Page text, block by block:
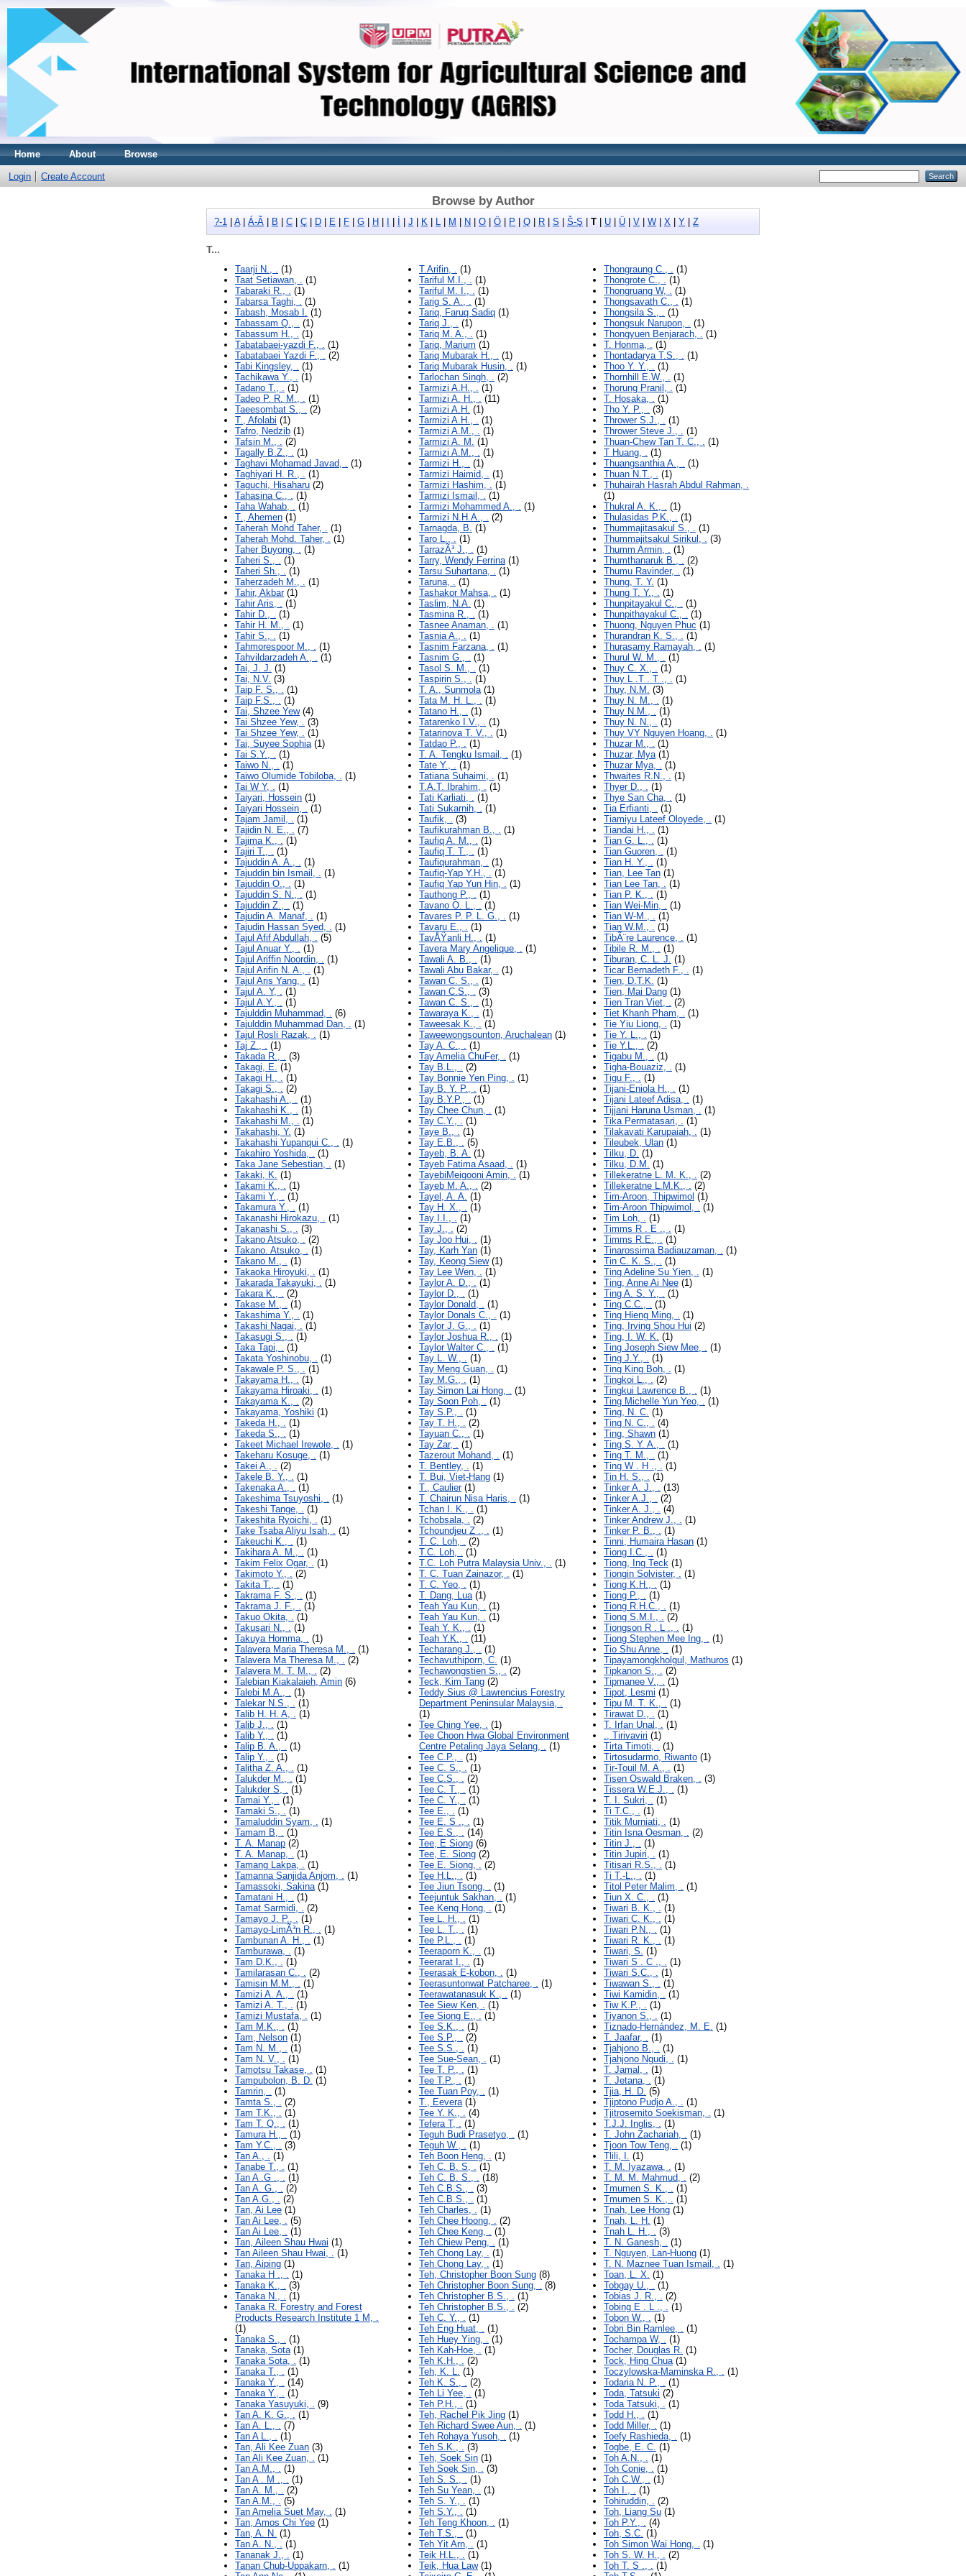
Home About Browse
Login Create Account
Browse by Author
?-1 A| Á-Ã B C Ç D E F G H J K L M N O Ö P Q R S Š-Ş T U Ü V W X Y Z
T...
Taarji N., . (1)
Taat Setiawan, . (1)
Tabaraki R., . (1)
Tabarsa Taghi, . (1)
Tabash, Mosab I. (1)
Tabassam Q., . (1)
Tabassum H., . (1)
Tabatabaei-yazdi F., . (1)
Tabatabaei Yazdi F., . (2)
Tabi Kingsley, . (1)
Tachikawa Y., . (1)
Tadano T., . (1)
Tadeo P. R. M., . (1)
Taeesombat S., . (2)
T., Afolabi (1)
Tafro, Nedzib (1)
Tafsin M., . (2)
Tagally B.Z., . (1)
Taghavi Mohamad Javad, . (1)
Taghiyari H. R., . (1)
Taguchi, Hisaharu (2)
Tahasina C., . (1)
Taha Wahab, . (1)
T., Ahemen (1)
Taherah Mohd Taher, . (1)
Taherah Mohd. Taher, . (1)
Taher Buyong, . (1)
Taheri S., . (1)
Taheri Sh., . (1)
Taherzadeh M., . (1)
Tahir, Akbar(1)
Tahir Aris, . (1)
Tahir D., . (1)
Tahir H. M., . (1)
Tahir S., . (1)
Tahmorespoor M., . (1)
Tahvildarzadeh A., . (1)
Tai, J. J. (1)
Tai, N.V. (3)
Taip F. S., . (1)
Taip F.S., . (1)
Tai, Shzee Yew(4)
Tai Shzee Yew, . (3)
Tai Shzee Yew, . (1)
Tai, Suyee Sophia(1)
Tai S.Y., . (1)
Taiwo N., . (1)
Taiwo Olumide Tobiloba, . (1)
Tai W Y, . (1)
Taiyari, Hossein (1)
Taiyari Hossein, . (1)
Tajam Jamil, . (1)
Tajidin N. E., . (7)
Tajima K., . (1)
Tajiri T., . (1)
Tajuddin A. A., . (1)
Tajuddin bin Ismail, . (1)
Tajuddin O., . (1)
Tajuddin S. N., . (1)
Tajuddin Z., . (1)
Tajudin A. Manaf, . (1)
Tajudin Hassan Syed, . (1)
Tajul Afif Abdullah, . (5)
Tajul Anuar Y., . (1)
Tajul Ariffin Noordin, . (1)
Tajul Arifin N. A., . (1)
Tajul Aris Yang, . (1)
Tajul A. Y, . (1)
Tajul A.Y., . (1)
Tajulddin Muhammad, . (6)
Tajulddin Muhammad Dan, . (1)
Tajul Rosli Razak, . (1)
Taj Z., . (1)
Takada R., . (3)
Takagi, E. (1)
Takagi H., . (1)
Takagi S., . (2)
Takahashi A., . (1)
Takahashi K., . (1)
Takahashi M., . (1)
Takahashi, Y. (1)
Takahashi Yupanqui C., . (1)
Takahiro Yoshida, . (1)
Taka Jane Sebestian, . (1)
Takaki, K. (1)
Takami K., . (1)
Takami Y., . (1)
Takamura Y., . (1)
Takanashi Hirokazu, . (1)
Takanashi S., . (3)
Takano Atsuko, . (2)
Takano. Atsuko, . (1)
Takano M., . (1)
Takaoka Hiroyuki, . (1)
Takarada Takayuki, . (1)
Takara K., . (2)
Takase M., . (1)
Takashima Y., . (1)
Takashi Nagai, . (1)
Takasugi S., . (1)
Taka Tapi, . (1)
Takata Yoshinobu, . (1)
Takawale P. S., . (1)
Takayama H., . (1)
Takayama Hiroaki, . (1)
Takayama K., . (2)
Takayama, Yoshiki (1)
Takeda H., . (1)
Takeda S., . (1)
Takeet Michael Irewole, . (1)
Takeharu Kosuge, . (1)
Takei A., . (2)
Takele B. Y., . (1)
Takenaka A., . (1)
Takeshima Tsuyoshi, . (1)
Takeshi Tange, . (1)
Takeshita Ryoichi, . (1)
Take Tsaba Aliyu Isah, . (1)
Takeuchi K., . (1)
Takihara A. M., . (1)
Takim Felix Ogar, . (1)
Takimoto Y., . (2)
Takita T., . (1)
Takrama F. S., . (1)
Takrama J. F., . (1)
Takuo Okita, . (1)
Takusari N., . (1)
Takuya Homma, . (1)
Talavera Maria Theresa M., . (1)
Talavera Ma Theresa M., . (2)
Talavera M. T. M., . (2)
Talebian Kiakalaieh, Amin (6)
Talebi M.A., . (1)
Talekar N.S., . (1)
Talib H. H. A, . (1)
Talib J., . (1)
Talib Y., . (1)
Talip B. A., . (1)
Talip Y., . (1)
Talitha Z. A., . (1)
Talukder M., . (1)
Talukder S, . (1)
Tamai Y., . (1)
Tamaki S., . (1)
Tamaluddin Syam, . (1)
Tamam B, . (1)
T. A. Manap (2)
T. A. Manap, . (1)
Tamang Lakpa, . (1)
Tamanna Sanjida Anjom, . (1)
Tamassoki, Sakina(1)
Tamatani H., . (1)
Tamat Sarmidi, . (2)
Tamayo J. P., . (1)
Tamayo-LimÃ³n R., . (1)
Tambunan A. H., . (1)
Tamburawa, . (1)
Tam D.K., . (1)
Tamilarasan C., . (2)
Tamisin M.M., . (1)
Tamizi A. A., . (1)
Tamizi A. T., . (1)
Tamizi Mustafa, . (1)
Tam M.K., . (1)
Tam, Nelson (1)
Tam N. M., . (1)
Tam N. V., . (1)
Tamotsu Takase, . (1)
Tampubolon, B. D. (1)
Tamrin, . (1)
Tamta S., . (2)
Tam T.K., . (1)
Tam T. Q., . (1)
Tamura H., . (1)
Tam Y.C., . (3)
Tan A., . (1)
Tanabe T., . (1)
Tan A .G ., . (1)
Tan A. G., . (2)
Tan A.G., . (2)
Tan, Ai Lee (1)
Tan Ai Lee, . (5)
Tan Ai Lee, . (1)
Tan, Aileen Shau Hwai (1)
Tan Aileen Shau Hwai, . (1)
Tan, Aiping (1)
Tanaka H ., . (1)
Tanaka K., . (3)
Tanaka N., . (1)
Tanaka R. Forestry and Forest
Products Research Institute 1 M, .
(1)
Tanaka S., . (1)
Tanaka, Sota(1)
Tanaka Sota, . (1)
Tanaka T., . (1)
Tanaka Y., . (14)
Tanaka Y., . (1)
Tanaka Yasuyuki, . (9)
Tan A. K. G., . (1)
Tan A. L., . (7)
Tan A L., . (1)
Tan, Ali Kee Zuan (3)
Tan Ali Kee Zuan, . (1)
Tan A.M., . (1)
Tan A . M ., . (1)
Tan A. M., . (2)
Tan A.M., . (5)
Tan Amelia Suet May, . (1)
Tan, Amos Chi Yee (1)
Tan, A. N. (1)
Tan A. N., . (1)
Tananak J., . (1)
Tanan Chub-Uppakarn, . (1)
T.Arifin, . (1)
Tariful M.I., . (1)
Tariful M. I., . (1)
Tarig S. A., . (1)
Tariq, Faruq Sadiq (1)
Tariq J., . (1)
Tariq M. A., . (1)
Tariq, Marium (1)
Tariq Mubarak H., . (1)
Tariq Mubarak Husin, . (1)
Tarlochan Singh, . (2)
Tarmizi A.H., . (1)
Tarmizi A. H., . (11)
Tarmizi A.H. (1)
Tarmizi A.H., . (1)
Tarmizi A.M., . (1)
Tarmizi A. M. (1)
Tarmizi A.M., . (1)
Tarmizi H., . (1)
Tarmizi Haimid, . (1)
Tarmizi Hashim, . (1)
Tarmizi Ismail, . (1)
Tarmizi Mohammed A., . (1)
Tarmizi N.H.A., . (2)
Tarnagda, B. (1)
Taro L., . (1)
TarrazÃ³ J., . (1)
Tarry, Wendy Ferrina(1)
Tarsu Suhartana, . (1)
Taruna, . (1)
Tashakor Mahsa, . (1)
Taslim, N.A. (1)
Tasmina R., . (1)
Tasnee Anaman, . (1)
Tasnia A., . (1)
Tasnim Farzana, . (1)
Tasnim G., . (1)
Tasol S. M., . (1)
Taspirin S., . (1)
T. A., Sunmola(1)
Tata M. H. L., . (1)
Tatano H., . (1)
Tatarenko I.V., . (1)
Tatarinova T. V., . (1)
Tatdao P., . (1)
T. A. Tengku Ismail, . (1)
Tate Y., . (1)
Tatiana Suhaimi, . (1)
T.A.T. Ibrahim, . (1)
Tati Karliati, . (1)
Tati Sukarnih, . (1)
Taufik, . (3)
Taufikurahman B., . (1)
Taufiq A. M., . (1)
Taufiq T. T., . (1)
Taufiqurahman, . (1)
Taufiq-Yap Y.H., . (1)
Taufiq Yap Yun Hin, . (1)
Tauthong P., . (1)
Tavano O. L., . (1)
Tavares P. P. L. G., . (1)
Tavaru E., . (1)
TavÅŸanli H., . (1)
Tavera Mary Angelique, . (1)
Tawali A. B., . (1)
Tawali Abu Bakar, . (1)
Tawan C. S., . (1)
Tawan C.S., . (3)
Tawan C. S., . (1)
Tawaraya K., . (1)
Taweesak K., . (1)
Taweewongsounton, Aruchalean (1)
Tay A. C., . (1)
Tay Amelia ChuFer, . (1)
Tay B.L., . (2)
Tay Bonnie Yen Ping, . (1)
Tay B. Y. P., . (1)
Tay B.Y.P., . (1)
Tay Chee Chun, . (1)
Tay C.Y., . (1)
Taye B., . (1)
Tay E.B., . (5)
Tayeb, B. A. (1)
Tayeb Fatima Asaad, . (1)
TayebiMeigooni Amin, . (1)
Tayeb M. A., . (2)
Tayel, A. A. (1)
Tay H. X., . (1)
Tay I.I., . (1)
Tay J., . (2)
Tay Joo Hui, . (1)
Tay, Karh Yan (1)
Tay, Keong Siew(1)
Tay Lee Wen, . (1)
Taylor A. D., . (1)
Taylor D., . (1)
Taylor Donald, . (1)
Taylor Donals C., . (1)
Taylor J. G., . (1)
Taylor Joshua R., . (1)
Taylor Walter C., . (1)
Tay L. W., . (1)
Tay Meng Guan, . (1)
Tay M.G., . (1)
Tay Simon Lai Hong, . (1)
Tay Soon Poh, . (1)
Tay S.P., . (1)
Tay T. H., . (2)
Tayuan C., . (1)
Tay Zar, . (1)
Tazerout Mohand, . (1)
T. Bentley, . (1)
T. Bui, Viet-Hang (1)
T., Caulier(1)
T. Chairun Nisa Haris, . (1)
Tchan I. K., . (1)
Tchobsala, . (2)
Tchoundjeu Z ., . (1)
T. C. Loh, . (2)
T.C. Loh, . (1)
T.C. Loh Putra Malaysia Univ., . (1)
T. C. Tuan Zainazor, . (1)
T. C. Yeo, . (1)
T. Dang, Lua(1)
Teah Yau Kun, . (1)
Teah Yau Kun, . (1)
Teah Y. K., . (1)
Teah Y.K., . (11)
Techarang J., . (1)
Techavuthiporn, C. (1)
Techawongstien S., . (2)
Teck, Kim Tang (2)
Teddy Sius @ Lawrencius Forestry
Department Peninsular Malaysia, .
(1)
Tee Ching Yee, . (1)
Tee Choon Hwa Global Environment
Centre Petaling Jaya Selang, . (1)
Tee C.P., . (1)
Tee C. S., . (1)
Tee C.S., . (2)
Tee C. T., . (1)
Tee C. Y., . (1)
Tee E., . (1)
Tee E. S ., . (1)
Tee E.S., . (14)
Tee, E Siong (6)
Tee, E. Siong (2)
Tee E. Siong, . (2)
Tee H.L., . (1)
Tee Jiun Tsong, . (1)
Teejuntuk Sakhan, . (1)
Tee Keng Hong, . (1)
Tee L. H., . (1)
Tee L. T., . (1)
Tee P.L., . (1)
Teeraporn K., . (1)
Teerarat I., . (1)
Teerasak E-kobon, . (1)
Teerasuntonwat Patcharee, . (1)
Teerawatanasuk K., . (1)
Tee Siew Ken, . (1)
Tee Siong E., . (1)
Tee S.K., . (1)
Tee S.P., . (2)
Tee S.S., . (1)
Tee Sue-Sean, . (1)
Tee T. P., . (1)
Tee T.P., . (1)
Tee Tuan Poy, . (1)
T., Eevera(1)
Tee Y. K., . (4)
Tefera T, . (1)
Teguh Budi Prasetyo, . (1)
Teguh W., . (1)
Teh Boon Heng, . (1)
Teh C. B. S, . (1)
Teh C. B. S., . (18)
Teh C.B.S., . (3)
Teh C.B.S., . (1)
Teh Charles, . (1)
Teh Chee Hoong, . (2)
Teh Chee Keng, . (1)
Teh Chiew Peng, . (1)
Teh Chong Lay, . (1)
Teh Chong Lay, . (1)
Teh, Christopher Boon Sung (8)
Teh Christopher Boon Sung, . (8)
Teh Christopher B.S., . (1)
Teh Christopher B.S., . (2)
Teh C. Y., . (1)
Teh Eng Huat, . (1)
Teh Huey Ying, . (1)
Teh Kah-Hoe, . (1)
Teh K.H., . (2)
Teh, K. L. (1)
Teh K. S., . (2)
Teh Li Yee, . (1)
Teh P.H., . (1)
Teh, Rachel Pik Jing (1)
Teh Richard Swee Aun, . (1)
Teh Rohaya Yusoh, . (1)
Teh S.K., . (3)
Teh, Soek Sin (1)
Teh Soek Sin, . (3)
Teh S. S., . (1)
Teh Su Yean, . (1)
Teh S. Y., . (1)
Teh S.Y., . (1)
Teh Teng Khoon, . (1)
Teh T.S., . (1)
Teh Yit Arn, . (1)
Teik H.L., . (1)
Teik, Hua Law(1)
Thongraung C., . (1)
Thongrote C., . (1)
Thongruang W, . (1)
Thongsavath C., . (1)
Thongsila S., . (1)
Thongsuk Narupon, . (1)
Thongyuen Benjarach, . (1)
T. Honma, . (1)
Thontadarya T.S., . (1)
Thoo Y. Y., . (1)
Thornhill E.W., . (1)
Thorung Pranil, . (1)
T. Hosaka, . (1)
Tho Y. P., . (3)
Thrower S.J., . (1)
Thrower Steve J., . (1)
Thuan-Chew Tan T. C., . (1)
T Huang, . (1)
Thuangsanthia A., . (1)
Thuan N.T., . (1)
Thuhairah Hasrah Abdul Rahman, .
(1)
Thukral A. K., . (1)
Thulasidas P.K., . (1)
Thummajitasakul S., . (1)
Thummajitsakul Sirikul, . (3)
Thumm Armin, . (1)
Thumthanaruk B., . (2)
Thumu Ravinder, . (1)
Thung, T. Y. (1)
Thung T. Y., . (1)
Thunpitayakul C., . (1)
Thunpithayakul C., . (1)
Thuong, Nguyen Phuc (1)
Thurandran K. S., . (1)
Thurasamy Ramayah, . (1)
Thurul W. M., . (1)
Thuy C. X., . (1)
Thuy L .T . T ., . (1)
Thuy, N.M. (3)
Thuy N. M., . (1)
Thuy N.M., . (1)
Thuy N. N., . (1)
Thuy VY Nguyen Hoang, . (1)
Thuzar M., . (1)
Thuzar, Mya(1)
Thuzar Mya, . (1)
Thwaites R.N., . (1)
Thyer D., . (1)
Thye San Cha, . (1)
Tia Erfianti, . (1)
Tiamiyu Lateef Oloyede, . (1)
Tiandai H., . (1)
Tian G. L., . (1)
Tian Guoren, . (1)
Tian H. Y., . (1)
Tian, Lee Tan (1)
Tian Lee Tan, . (1)
Tian P. K., . (1)
Tian Wei-Min, . (1)
Tian W-M., . (1)
Tian W.M., . (1)
TibÃ¨re Laurence, . (1)
Tibile R. M., . (1)
Tiburan, C. L. J. (1)
Ticar Bernadeth F., . (1)
Tien, D.T.K. (1)
Tien, Mai Dang (1)
Tien Tran Viet, . (2)
Tiet Khanh Pham, . (1)
Tie Yiu Liong, . (1)
Tie Y. L., . (1)
Tie Y.L., . (2)
Tigabu M., . (1)
Tigha-Bouaziz, . (1)
Tigu F., . (1)
Tijani-Eniola H., . (1)
Tijani Lateef Adisa, . (1)
Tijjani Haruna Usman, . (1)
Tika Permatasari, . (1)
Tilakavati Karupaiah, . (1)
Tileubek, Ulan (1)
Tilku, D. (1)
Tilku, D.M. (1)
Tillekeratne L. M. K., . (2)
Tillekeratne L.M.K., . (2)
Tim-Aroon, Thipwimol (1)
Tim-Aroon Thipwimol, . (1)
Tim Loh, . (1)
Timms R . E ., . (1)
Timms R.E., . (1)
Tinarossima Badiauzaman, . (1)
Tin C. K. S., . (1)
Ting Adeline Su Yien, . (1)
Ting, Anne Ai Nee (1)
Ting A. S. Y., . (1)
Ting C.C., . (1)
Ting Hieng Ming, . (1)
Ting, Irving Shou Hui (2)
Ting, I. W. K. (1)
Ting Joseph Siew Mee, . (1)
Ting J.Y., . (1)
Ting King Boh, . (1)
Tingkoi L., . (2)
Tingkui Lawrence B., . (1)
Ting Michelle Yun Yeo, . (1)
Ting, N. C. (1)
Ting N. C., . (4)
Ting, Shawn (1)
Ting S. Y. A., . (1)
Ting T. M., . (1)
Ting W . H ., . (1)
Tin H. S., . (1)
Tinker A. J., . (13)
Tinker A.J., . (2)
Tinker A. J., . (4)
Tinker Andrew J., . (1)
Tinker P. B., . (1)
Tinni, Humaira Hasan (1)
Tiong I.C., . (1)
Tiong, Ing Teck (1)
Tiongin Solvister, . (1)
Tiong K.H., . (1)
Tiong P., . (1)
Tiong R.H.C., . (1)
Tiong S.M.I., . (2)
Tiongson R . L ., . (1)
Tiong Stephen Mee Ing, . (1)
Tio Shu Anne, . (1)
Tipayamongkholgul, Mathuros (1)
Tipkanon S., . (2)
Tipmanee V., . (1)
Tipot, Lesmi (1)
Tipu M. T. K., . (1)
Tirawat D., . (1)
T. Irfan Unal, . (1)
., Tirivaviri (1)
Tirta Timoti, . (1)
Tirtosudarmo, Riwanto (1)
Tir-Touil M. A., . (1)
Tisen Oswald Braken, . (3)
Tissera W.E.J., . (1)
T. I. Sukri, . (1)
Ti T.C., . (1)
Titik Murniati, . (1)
Titin Isna Oesman, . (2)
Titin J., . (1)
Titin Jupiri, . (1)
Titisari R.S., . (1)
Ti T.-L., . (1)
Titol Peter Malim, . (1)
Tiun X. C., . (1)
Tiwari B. K., . (1)
Tiwari C. K., . (1)
Tiwari P.N., . (1)
Tiwari R. K., . (1)
Tiwari, S. (1)
Tiwari S . C ., . (1)
Tiwari S.C., . (1)
Tiwawan S., . (1)
Tiwi Kamidin, . (1)
Tiw K.P., . (1)
Tiyanon S., . (1)
Tiznado-Hernández, M. E. (1)
T. Jaafar, . (1)
Tjahjono B., . (1)
Tjahjono Ngudi, . (1)
T. Jamal, . (1)
T. Jetana, . (1)
Tjia, H. D. (5)
Tjiptono Pudjo A., . (1)
Tjitrosemito Soekisman, . (1)
T.J.J. Inglis, . (1)
T. John Zachariah, . (1)
Tjoon Tow Teng, . (1)
Tlili, I. (1)
T. M. Iyazawa, . (1)
T. M. M. Mahmud, . (2)
Tmumen S. K., . (1)
Tmumen S. K., . (1)
Tnah, Lee Hong (1)
Tnah, L. H. (1)
Tnah L. H., . (3)
T. N. Ganesh, . (1)
T. Nguyen, Lan-Huong (1)
T. N. Maznee Tuan Ismail, . (1)
Toan, L. X. (1)
Tobgay U., . (1)
Tobias J. R., . (2)
Tobing E . L ., . (1)
Tobon W., . (1)
Tobri Bin Ramlee, . (1)
Tochampa W, . (1)
Tocher, Douglas R. (1)
Tock, Hing Chua(1)
Toczylowska-Maminska R., . (1)
Todaria N. P., . (1)
Toda, Tatsuki (2)
Toda Tatsuki, . (1)
Todd H., . (1)
Todd Miller, . (1)
Toefy Rashieda, . (1)
Togbe, E. C. (1)
Toh A.N., . (1)
Toh Conie, . (1)
Toh C.W., . (1)
Toh I., . (1)
Tohiruddin, . (2)
Toh, Liang Su (1)
Toh P.Y., . (4)
Toh, S.C. (1)
Toh Simon Wai Hong, . (1)
Toh S. W. H., . (2)
Toh T. S ., . (1)